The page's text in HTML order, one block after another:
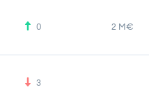
0 2 M€
3